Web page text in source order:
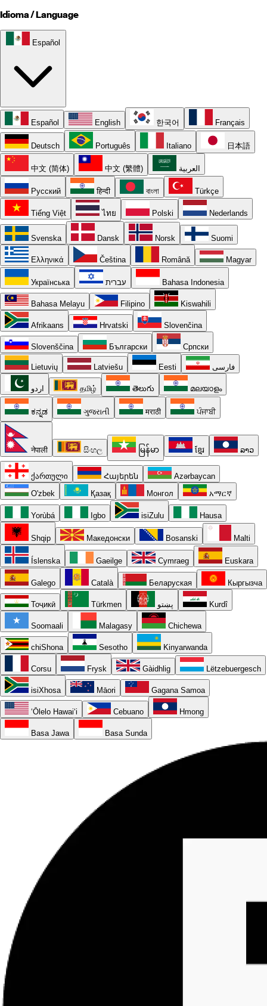
Idioma / Language
Español
Español English 한국어 Français
Deutsch Português Italiano 日本語
中文 (简体) 中文 (繁體) العربية
Русский हिन्दी বাংলা Türkçe
Tiếng Việt ไทย Polski Nederlands
Svenska Dansk Norsk Suomi
Ελληνικά Čeština Română Magyar
Українська עברית Bahasa Indonesia
Bahasa Melayu Filipino Kiswahili
Afrikaans Hrvatski Slovenčina
Slovenščina Български Српски
Lietuvių Latviešu Eesti فارسی
اردو தமிழ் తెలుగు മലയാളം
ಕನ್ನಡ ગુજરાતી मराठी ਪੰਜਾਬੀ
नेपाली සිංහල မြန်မာ ខ្មែរ ລາວ
ქართული Հայերեն
Azərbaycan
O'zbek
Қазақ Монгол አማርኛ
Yorùbá Igbo isiZulu Hausa
Shqip Македонски Bosanski Malti
Íslenska Gaeilge Cymraeg Euskara
Galego Català Беларуская Кыргызча
Тоҷикӣ Türkmen پښتو Kurdî
Soomaali Malagasy Chichewa
chiShona Sesotho Kinyarwanda
Corsu Frysk Gàidhlig Lëtzebuergesch
isiXhosa Māori Gagana Samoa
ʻŌlelo Hawaiʻi Cebuano Hmong
Basa Jawa Basa Sunda